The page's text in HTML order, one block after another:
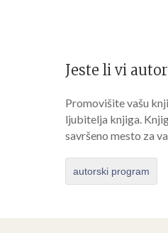
Jeste li vi
Promovišite vašu
ljubitelja knjiga.
savršeno mesto za
autorski program